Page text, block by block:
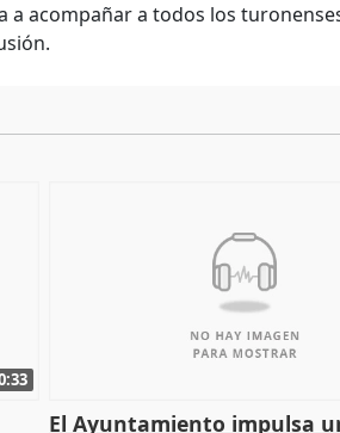
a acompañar a todos los
El Ayuntamiento impulsa